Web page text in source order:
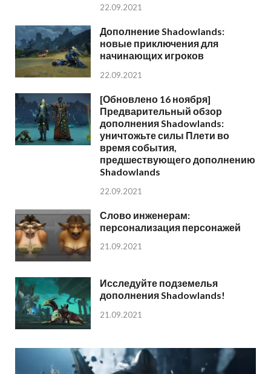
22.09.2021
Дополнение Shadowlands:
новые приключения для
начинающих игроков
22.09.2021
[Обновлено 16 ноября]
Предварительный обзор
дополнения Shadowlands:
уничтожьте силы Плети во
время события,
предшествующего дополнению
Shadowlands
22.09.2021
Слово инженерам:
персонализация персонажей
21.09.2021
Исследуйте подземелья
дополнения Shadowlands!
21.09.2021